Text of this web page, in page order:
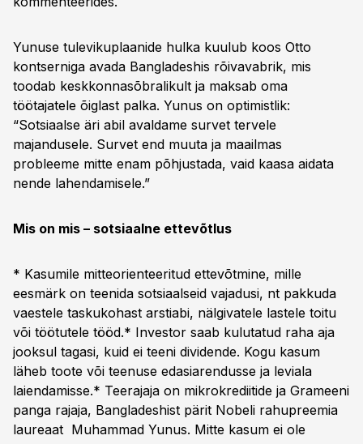
Yunuse tulevikuplaanide hulka kuulub koos Otto
kontserniga avada Bangladeshis rõivavabrik, mis
toodab keskkonnasõbralikult ja maksab oma
töötajatele õiglast palka. Yunus on optimistlik:
“Sotsiaalse äri abil avaldame survet tervele
majandusele. Survet end muuta ja maailmas
probleeme mitte enam põhjustada, vaid kaasa aidata
nende lahendamisele.”
Mis on mis – sotsiaalne ettevõtlus
* Kasumile mitteorienteeritud ettevõtmine, mille
eesmärk on teenida sotsiaalseid vajadusi, nt pakkuda
vaestele taskukohast arstiabi, nälgivatele lastele toitu
või töötutele tööd.* Investor saab kulutatud raha aja
jooksul tagasi, kuid ei teeni dividende. Kogu kasum
läheb toote või teenuse edasiarendusse ja leviala
laiendamisse.* Teerajaja on mikrokrediitide ja Grameeni
panga rajaja, Bangladeshist pärit Nobeli rahupreemia
laureaat Muhammad Yunus. Mitte kasum ei ole